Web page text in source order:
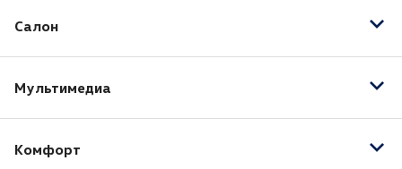
Иммобилайзер
Салон
Люк
Отделка кожей рулевого колеса
Отделка кожей рычага КПП
Мультимедиа
USB
Комфорт